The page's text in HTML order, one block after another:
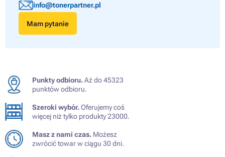
info@tonerpartner.pl
Mam pytanie
Punkty odbioru.Aż do 45323
punktów odbioru.
Szeroki wybór.Oferujemy coś
więcej niż tylko produkty 23000.
Masz z nami czas. Możesz
zwrócić towar w ciągu 30 dni.